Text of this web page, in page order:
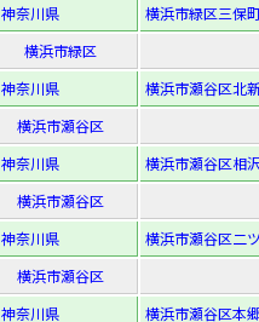
神奈川県
横浜市緑区三保
横浜市緑区
神奈川県
横浜市瀬谷区北
横浜市瀬谷区
神奈川県
横浜市瀬谷区相
横浜市瀬谷区
神奈川県
横浜市瀬谷区二
横浜市瀬谷区
神奈川県
横浜市瀬谷区本